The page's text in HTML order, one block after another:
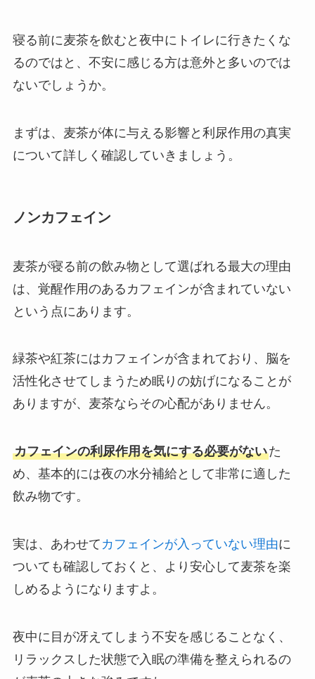
寝る前に麦茶を飲むと夜中にトイレに行きたくな
るのではと、不安に感じる方は意外と多いのでは
ないでしょうか。
まずは、麦茶が体に与える影響と利尿作用の真実
について詳しく確認していきましょう。
ノンカフェイン
麦茶が寝る前の飲み物として選ばれる最大の理由
は、覚醒作用のあるカフェインが含まれていない
という点にあります。
緑茶や紅茶にはカフェインが含まれており、脳を
活性化させてしまうため眠りの妨げになることが
ありますが、麦茶ならその心配がありません。
カフェインの利尿作用を気にする必要がないた
め、基本的には夜の水分補給として非常に適した
飲み物です。
実は、あわせて カフェインが入っていない理由に
ついても確認しておくと、より安心して麦茶を楽
しめるようになりますよ。
夜中に目が冴えてしまう不安を感じることなく、
リラックスした状態で入眠の準備を整えられるの